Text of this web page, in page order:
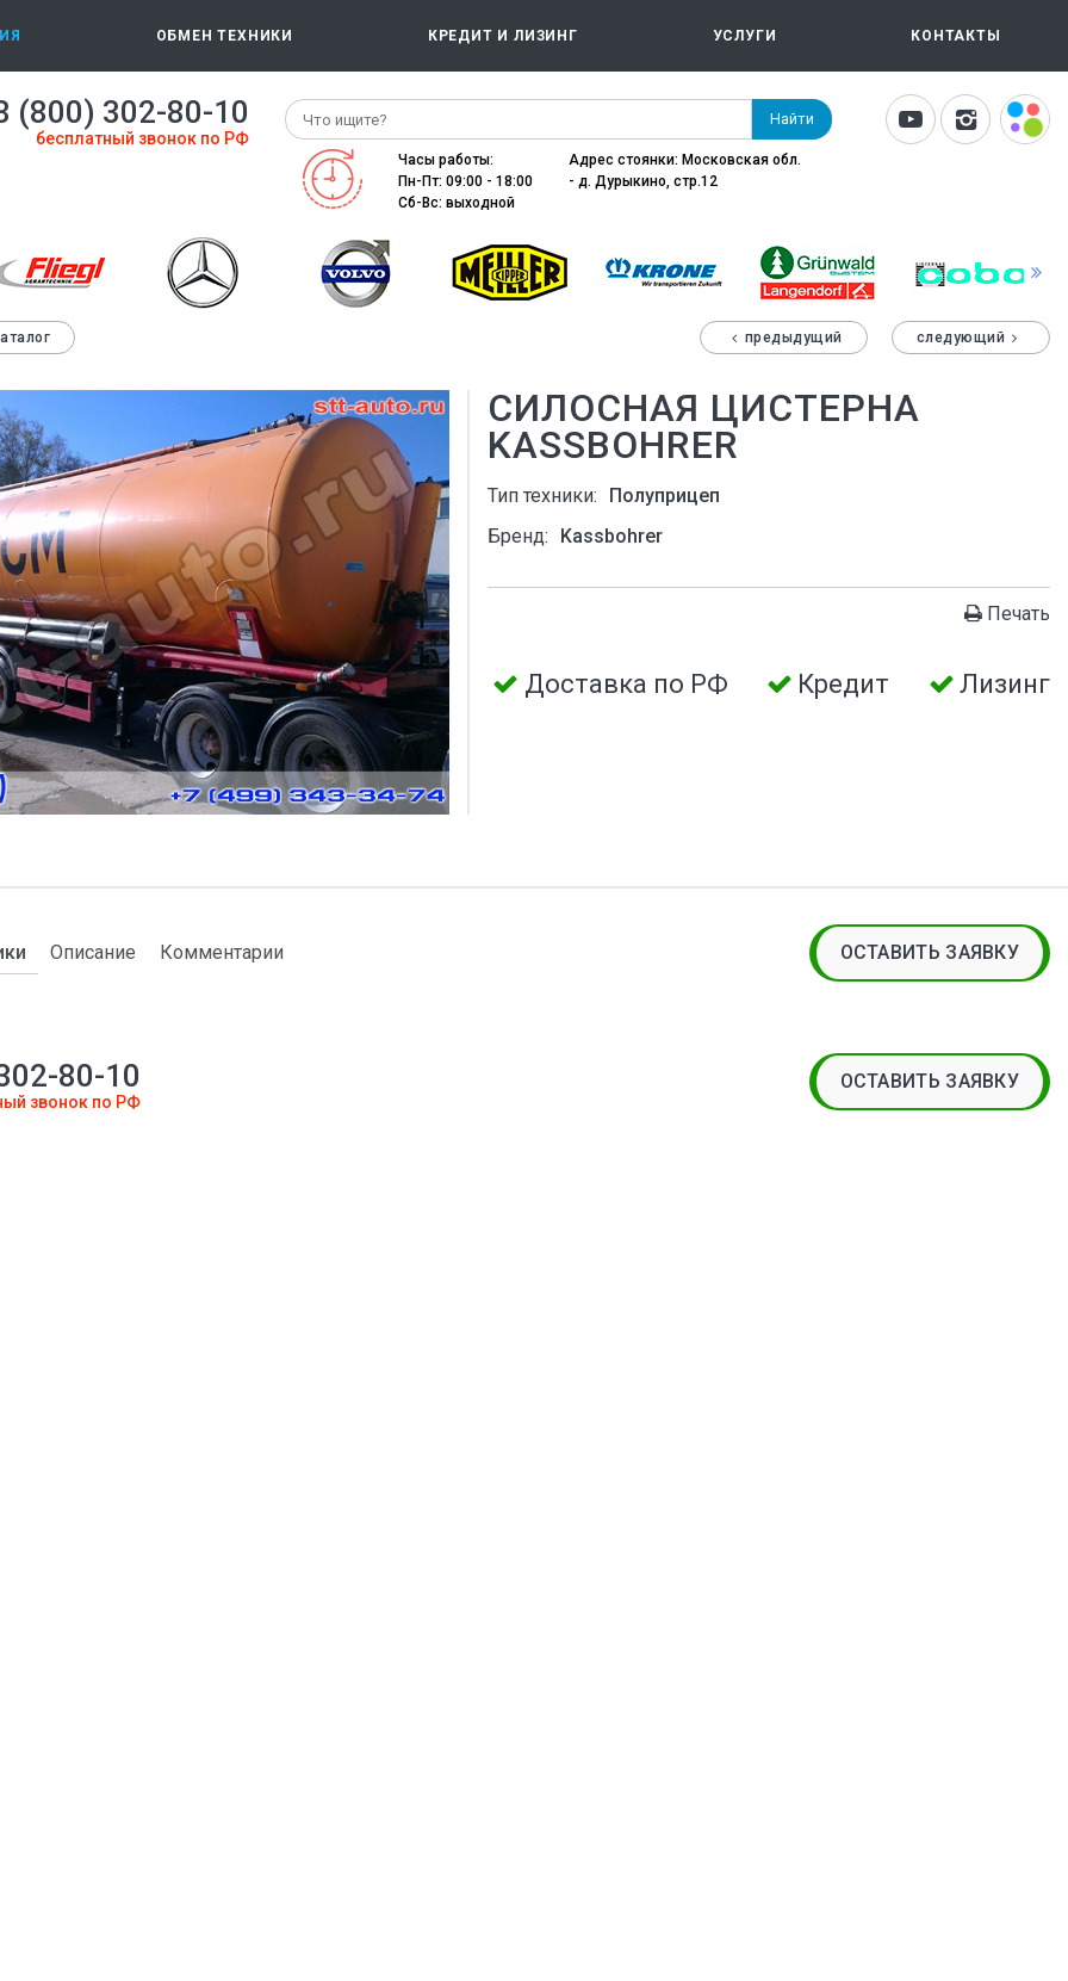
ОБМЕН ТЕХНИКИ КРЕДИТ И ЛИЗИНГ УСЛУГИ КОНТАКТЫ
(800) 302-80-10
бесплатный звонок по РФ
Найти
Часы работы:
Пн-Пт: 09:00 - 18:00
Сб-Вс: выходной
Адрес стоянки: Московская обл.
- д. Дурыкино, стр.12
предыдущий следующий
СИЛОСНАЯ ЦИСТЕРНА
KASSBOHRER
Тип техники:
Полуприцеп
Бренд:
Kassbohrer
Печать
Доставка по РФ Кредит Лизинг
Описание Комментарии ОСТАВИТЬ ЗАЯВКУ
80-10
звонок по РФ
ОСТАВИТЬ ЗАЯВКУ